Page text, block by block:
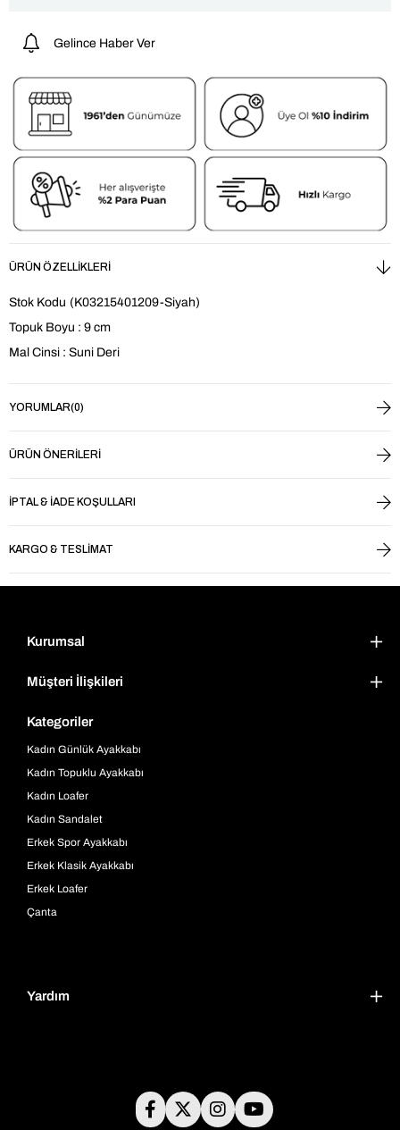
Gelince Haber Ver
ÜRÜN ÖZELLIKLERI
Stok Kodu (K03215401209-Siyah)
Topuk Boyu : 9 cm
Mal Cinsi : Suni Deri
YORUMLAR(0)
ÜRÜN ÖNERILERI
İPTAL & İADE KOŞULLARI
KARGO & TESLIMAT
Kurumsal
Müşteri İlişkileri
Kategoriler
Kadın Günlük Ayakkabı
Kadın Topuklu Ayakkabı
Kadın Loafer
Kadın Sandalet
Erkek Spor Ayakkabı
Erkek Klasik Ayakkabı
Erkek Loafer
Çanta
Yardım